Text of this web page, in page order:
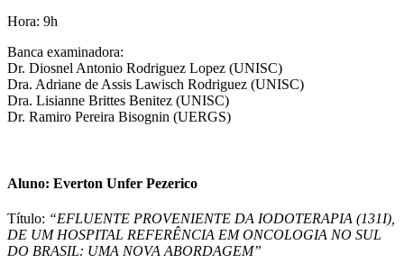
Hora: 9h
Banca examinadora:
Dr. Diosnel Antonio Rodriguez Lopez (UNISC)
Dra. Adriane de Assis Lawisch Rodriguez (UNISC)
Dra. Lisianne Brittes Benitez (UNISC)
Dr. Ramiro Pereira Bisognin (UERGS)
Aluno: Everton Unfer Pezerico
Título: “EFLUENTE PROVENIENTE DA IODOTERAPIA (131I),
DE UM HOSPITAL REFERÊNCIA EM ONCOLOGIA NO SUL
DO BRASIL: UMA NOVA ABORDAGEM”